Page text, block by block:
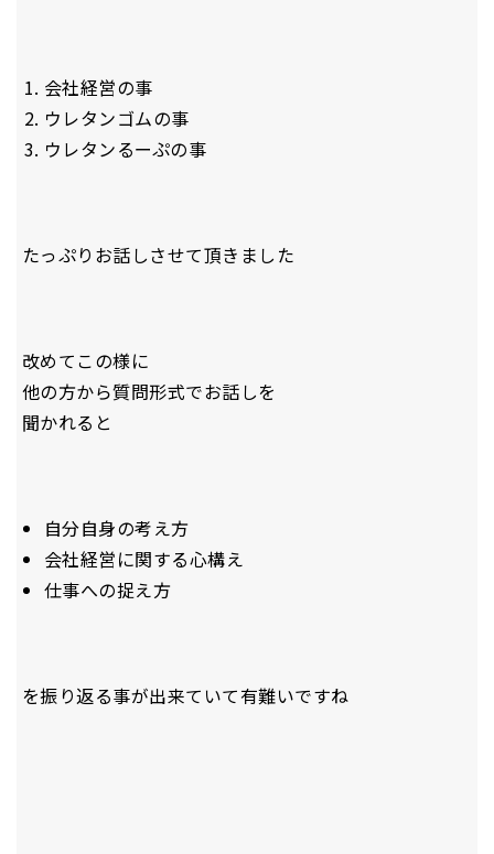
会社経営の事
ウレタンゴムの事
ウレタンるーぷの事
たっぷりお話しさせて頂きました
改めてこの様に
他の方から質問形式でお話しを
聞かれると
自分自身の考え方
会社経営に関する心構え
仕事への捉え方
を振り返る事が出来ていて有難いですね